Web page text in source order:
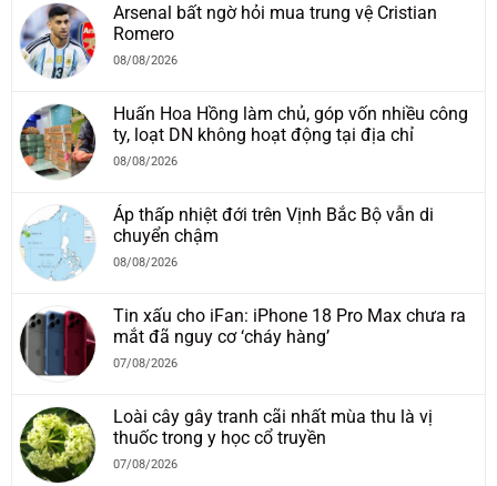
Arsenal bất ngờ hỏi mua trung vệ Cristian
Romero
08/08/2026
Huấn Hoa Hồng làm chủ, góp vốn nhiều công
ty, loạt DN không hoạt động tại địa chỉ
08/08/2026
Áp thấp nhiệt đới trên Vịnh Bắc Bộ vẫn di
chuyển chậm
08/08/2026
Tin xấu cho iFan: iPhone 18 Pro Max chưa ra
mắt đã nguy cơ ‘cháy hàng’
07/08/2026
Loài cây gây tranh cãi nhất mùa thu là vị
thuốc trong y học cổ truyền
07/08/2026